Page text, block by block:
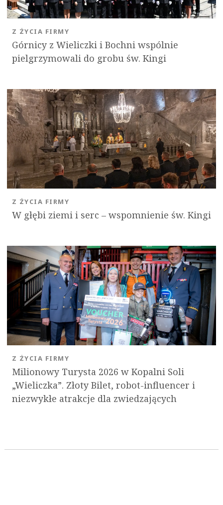
Górnicy z Wieliczki i Bochni wspólnie
pielgrzymowali do grobu św. Kingi
Z ŻYCIA FIRMY
W głębi ziemi i serc – wspomnienie św. Kingi
Z ŻYCIA FIRMY
Milionowy Turysta 2026 w Kopalni Soli
„Wieliczka”. Złoty Bilet, robot-influencer i
niezwykłe atrakcje dla zwiedzających
Z ŻYCIA FIRMY